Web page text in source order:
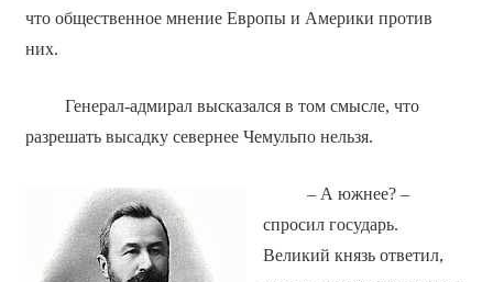
что общественное мнение Европы и Америки против
них.
Генерал-адмирал высказался в том смысле, что
разрешать высадку севернее Чемульпо нельзя.
– А южнее? –
спросил государь.
Великий князь ответил,